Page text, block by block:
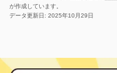
が作成しています。
データ更新日: 2025年10月29日